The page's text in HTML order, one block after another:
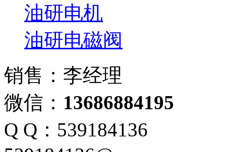
油研电机
油研电磁阀
销售：李经理
微信： 13686884195
Q Q：539184136